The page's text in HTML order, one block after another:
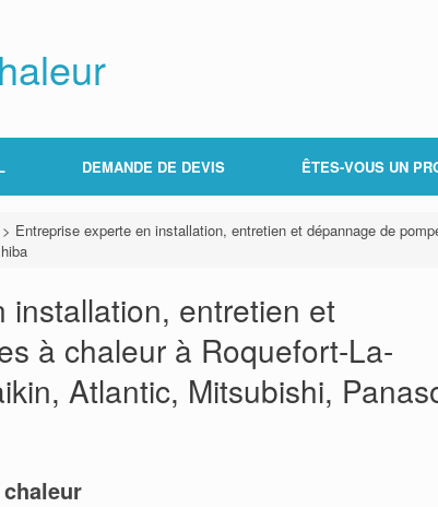
DEMANDE DE DEVIS ÊTES-VOUS UN
Entreprise experte en installation, entretien et dépannage de
installation, entretien et
à chaleur à Roquefort-La-
Atlantic, Mitsubishi,